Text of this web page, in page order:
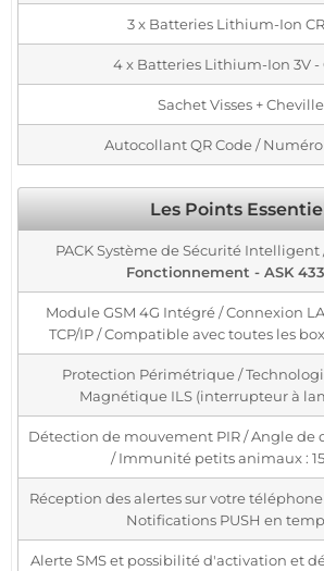
3 x Batteries Lithium-Ion
4 x Batteries Lithium-Ion 3V -
Sachet Visses +
Autocollant QR Code /
Les Points
PACK Système de Sécurité Intelligent
Fonctionnement - ASK
Module GSM 4G Intégré / Connexion
TCP/IP / Compatible avec toutes les
Protection Périmétrique /
Magnétique ILS (interrupteur à
Détection de mouvement PIR / Angle de
/ Immunité petits animaux :
Réception des alertes sur votre
Notifications PUSH en
Alerte SMS et possibilité d'activation et